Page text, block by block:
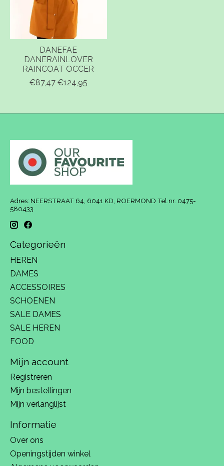
DANEFAE
DANERAINLOVER
RAINCOAT OCCER
€87,47 €124,95
Adres: NEERSTRAAT 64, 6041 KD, ROERMOND Tel.nr. 0475-
580433
Categorieën
HEREN
DAMES
ACCESSOIRES
SCHOENEN
SALE DAMES
SALE HEREN
FOOD
Mijn account
Registreren
Mijn bestellingen
Mijn verlanglijst
Informatie
Over ons
Openingstijden winkel